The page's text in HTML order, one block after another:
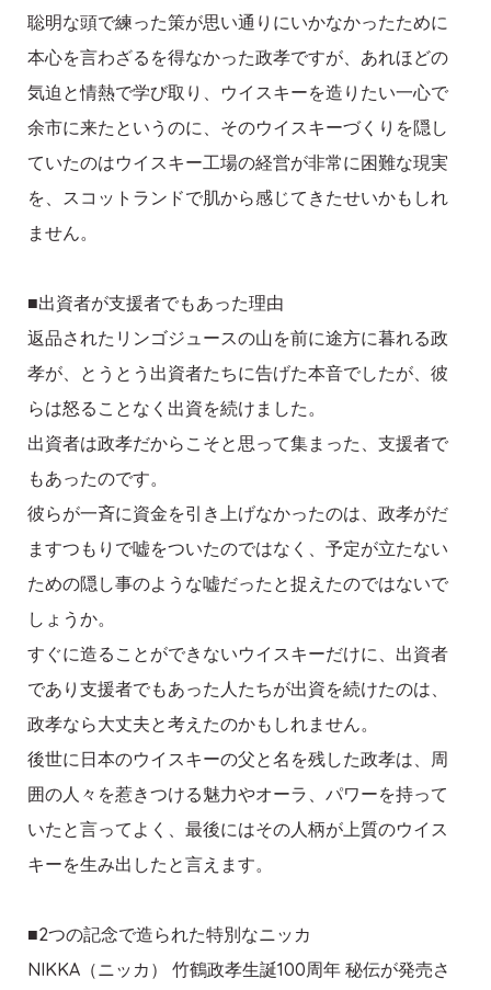
聡明な頭で練った策が思い通りにいかなかったために
本心を言わざるを得なかった政孝ですが、あれほどの
気迫と情熱で学び取り、ウイスキーを造りたい一心で
余市に来たというのに、そのウイスキーづくりを隠し
ていたのはウイスキー工場の経営が非常に困難な現実
を、スコットランドで肌から感じてきたせいかもしれ
ません。
■出資者が支援者でもあった理由
返品されたリンゴジュースの山を前に途方に暮れる政
孝が、とうとう出資者たちに告げた本音でしたが、彼
らは怒ることなく出資を続けました。
出資者は政孝だからこそと思って集まった、支援者で
もあったのです。
彼らが一斉に資金を引き上げなかったのは、政孝がだ
ますつもりで嘘をついたのではなく、予定が立たない
ための隠し事のような嘘だったと捉えたのではないで
しょうか。
すぐに造ることができないウイスキーだけに、出資者
であり支援者でもあった人たちが出資を続けたのは、
政孝なら大丈夫と考えたのかもしれません。
後世に日本のウイスキーの父と名を残した政孝は、周
囲の人々を惹きつける魅力やオーラ、パワーを持って
いたと言ってよく、最後にはその人柄が上質のウイス
キーを生み出したと言えます。
■2つの記念で造られた特別なニッカ
NIKKA（ニッカ） 竹鶴政孝生誕100周年 秘伝が発売さ